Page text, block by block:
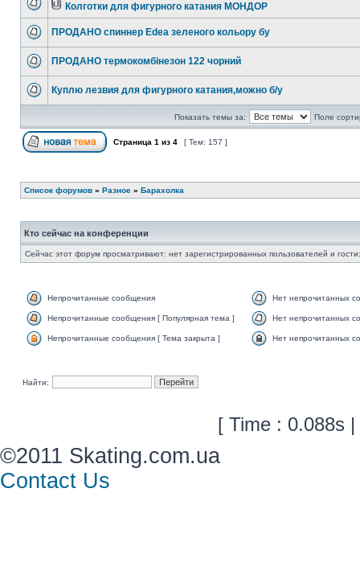
Колготки для фигурного катания МОНДОР
ПРОДАНО спиннер Edea зеленого кольору бу
ПРОДАНО термокомбінезон 122 чорний
Куплю лезвия для фигурного катания,можно б/у
Показать темы за: Поле
Страница 1 из 4 [ Тем: 157 ]
Список форумов » Разное » Барахолка
Кто сейчас на конференции
Сейчас этот форум просматривают: нет зарегистрированных пользователей и
Непрочитанные сообщения Нет непрочитанных
Непрочитанные сообщения [ Популярная тема ] Нет непрочитанных
Непрочитанные сообщения [ Тема закрыта ] Нет непрочитанных
Найти:
[ Time : 0.088s
©2011 Skating.com.ua
Contact Us